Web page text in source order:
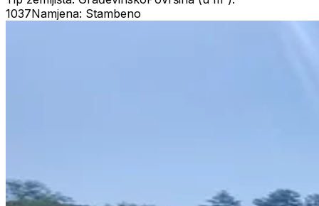
1037Namjena: Stambeno